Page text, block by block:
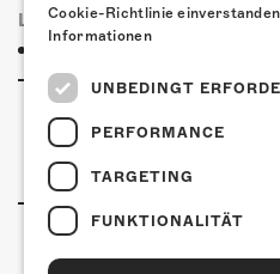
LINKS & PARTNER
Cookie-Richtlinie
Informationen
UNBEDINGT
PERFORMANCE
TARGETING
FUNKTIONALITÄT